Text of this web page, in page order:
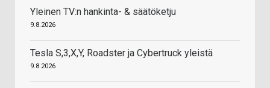
Yleinen TV:n hankinta- & säätöketju
9.8.2026
Tesla S,3,X,Y, Roadster ja Cybertruck yleistä
9.8.2026